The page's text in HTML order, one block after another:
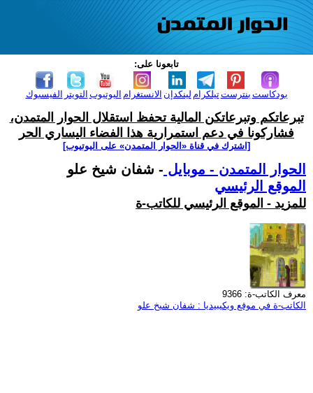
تابعونا على:
الفيسبوك التويتر اليوتيوب الانستغرام لينكدإن تيلكرامبنترست بودكاست
تبرعاتكم وتبرعاتكن المالية تحفظ استقلال الحوار المتمدن،
فشاركونا في دعم استمرارية هذا الفضاء اليساري الحر
[اشترك في قناة ‫«الحوار المتمدن» على اليوتيوب]
الحوار المتمدن - موبايل - شفان شيخ علو
الموقع الرئيسي
للمزيد - الموقع الرئيسي للكاتب-ة
معرف الكاتب-ة: 9366
الكاتب-ة في موقع ويكيبيديا : شفان شيخ علو